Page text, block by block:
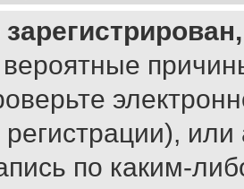
по каким-